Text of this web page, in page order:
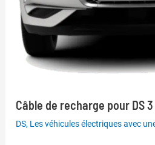
Câble de recharge pour DS
DS, Les véhicules électriques avec